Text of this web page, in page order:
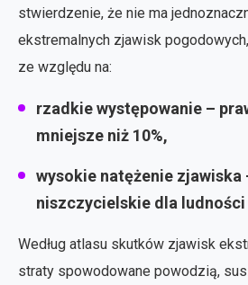
stwierdzenie, że nie ma
ekstremalnych zjawisk
ze względu na:
rzadkie występowanie –
mniejsze niż 10%,
wysokie natężenie zjawiska
niszczycielskie dla
Według atlasu skutków zjawisk
straty spowodowane powodzią,